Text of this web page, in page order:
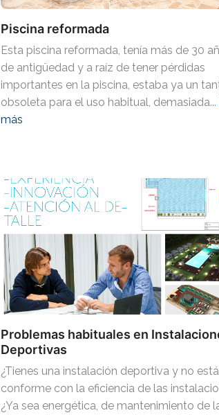
Piscina reformada
Esta piscina reformada, tenía más de 30
de antigüedad y a raíz de tener pérdidas
importantes en la piscina, estaba ya un
obsoleta para el uso habitual, demasiada...
más
Problemas habituales en
Deportivas
¿Tienes una instalación deportiva y no
conforme con la eficiencia de las
¿Ya sea energética, de mantenimiento de